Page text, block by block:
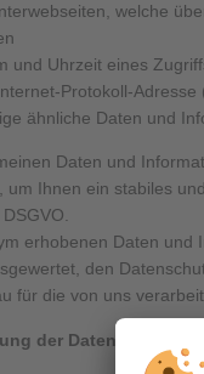
welche
und Uhrzeit eines
Protokoll-Adresse
ähnliche Daten und
Daten und
um Ihnen ein stabiles
erhobenen Daten und
den
für die von uns
der Daten